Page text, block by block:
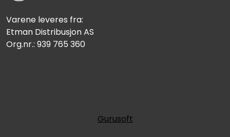
Varene leveres fra:
Etman Distribusjon AS
Org.nr.: 939 765 360
Gurusoft